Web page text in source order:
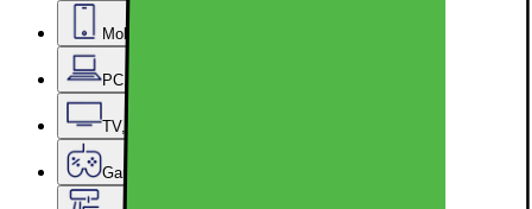
Mobil, nettbrett og smartklokker
PC, datautstyr og kontor
TV, lyd og smarte hjem
Gaming